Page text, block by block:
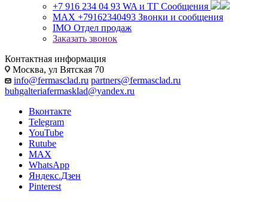
+7 916 234 04 93 WA и ТГ Сообщения
MAX +79162340493 Звонки и сообщения
IMO Отдел продаж
Заказать звонок
Контактная информация
Москва, ул Вятская 70
info@fermasclad.ru partners@fermasclad.ru
buhgalteriafermasklad@yandex.ru
Вконтакте
Telegram
YouTube
Rutube
MAX
WhatsApp
Яндекс.Дзен
Pinterest